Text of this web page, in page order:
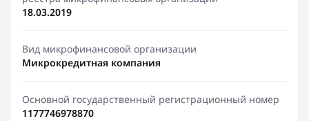
18.03.2019
Вид микрофинансовой организации
Микрокредитная компания
Основной государственный регистрационный номер
1177746978870